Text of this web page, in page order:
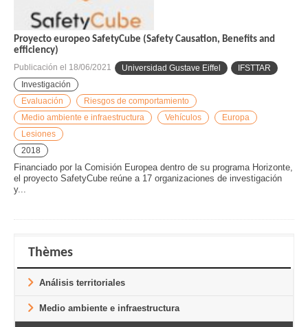
Proyecto europeo SafetyCube (Safety Causation, Benefits and
efficiency)
Publicación el 18/06/2021 Universidad Gustave Eiffel
IFSTTAR
Investigación
Evaluación
Riesgos de comportamiento
Medio ambiente e infraestructura
Vehículos
Europa
Lesiones
2018
Financiado por la Comisión Europea dentro de su programa Horizonte,
el proyecto SafetyCube reúne a 17 organizaciones de investigación
y...
Thèmes
Análisis territoriales
Medio ambiente e infraestructura